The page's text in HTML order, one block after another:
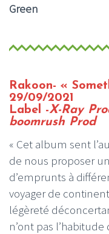
Green
Rakoon- «
29/09/2021
Label -X-Ray
boomrush Prod
« Cet album sent
de nous proposer
d’emprunts à
voyager de
légèreté
n’ont pas